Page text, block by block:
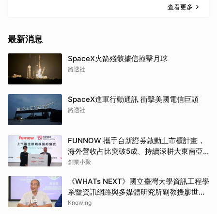
查看更多
最新消息
SpaceX火箭殘骸據信撞擊月球
路透社
SpaceX進軍行動通訊 衝擊美國電信巨頭
路透社
FUNNOW 攜手台新證券啟動上市櫃計畫，
海外營收占比突破5成、持續深耕大東南亞
市場
創業小聚
《WHATs NEXT》國立臺灣大學資訊工程學
系暨資訊網路與多媒體研究所副教授廖世
偉：690萬顆比特幣仍用舊地址格式面臨量
Knowing